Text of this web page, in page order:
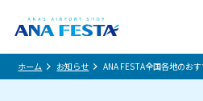
ホーム お知らせ ANA FESTA全国各地のお